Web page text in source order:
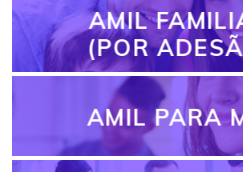
AMIL
(POR
AMIL PARA